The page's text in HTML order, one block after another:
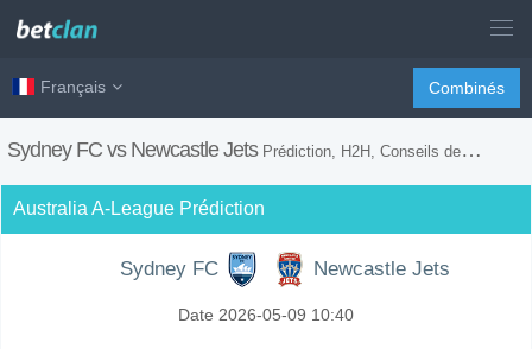
Français Combinés
Sydney FC vs Newcastle Jets Prédiction, H2H, Conseils de Paris et Prévision du Match
Australia A-League Prédiction
Sydney FC Newcastle Jets
Date 2026-05-09 10:40